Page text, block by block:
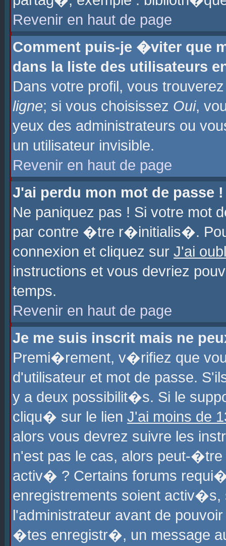
Revenir en haut de page
Comment puis-je �viter que
dans la liste des utilisateurs
Dans votre profil, vous
ligne; si vous choisissez Oui,
yeux des administrateurs ou
un utilisateur invisible.
Revenir en haut de page
J'ai perdu mon mot de passe !
Ne paniquez pas ! Si votre
par contre �tre r�initialis�.
connexion et cliquez sur J'ai
instructions et vous devriez
temps.
Revenir en haut de page
Je me suis inscrit mais ne
Premi�rement, v�rifiez que
d'utilisateur et mot de passe.
y a deux possibilit�s. Si le
cliqu� sur le lien J'ai moins de
alors vous devrez suivre les
n'est pas le cas, alors peut-
activ� ? Certains forums
enregistrements soient
l'administrateur avant de
�tes enregistr�, un message